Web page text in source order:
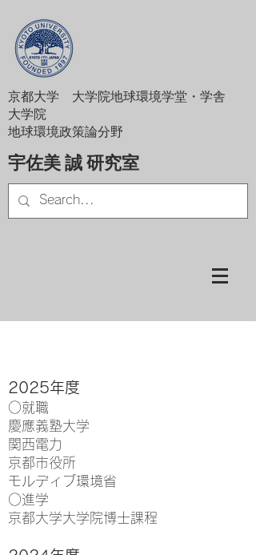
京都大学 大学院地球環境学堂・学舎
大学院
地球環境政策論分野
宇佐美 誠 研究室
2025年度
○就職
慶應義塾大学
関西電力
京都市役所
モルディブ環境省
○進学
京都大学大学院博士課程